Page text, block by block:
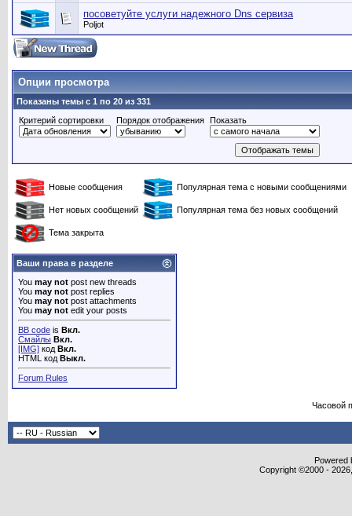
посоветуйте услуги надежного Dns сервиза
Poljot
Опции просмотра
Показаны темы с 1 по 20 из 331
Критерий сортировки
Порядок отображения Показать
Новые сообщения Популярная тема с новыми сообщениями
Нет новых сообщений Популярная тема без новых сообщений
Тема закрыта
Ваши права в разделе
You may not post new threads
You may not post replies
You may not post attachments
You may not edit your posts
BB code is Вкл.
Смайлы Вкл.
[IMG] код Вкл.
HTML код Выкл.
Forum Rules
Часовой
Powered
Copyright ©2000 -